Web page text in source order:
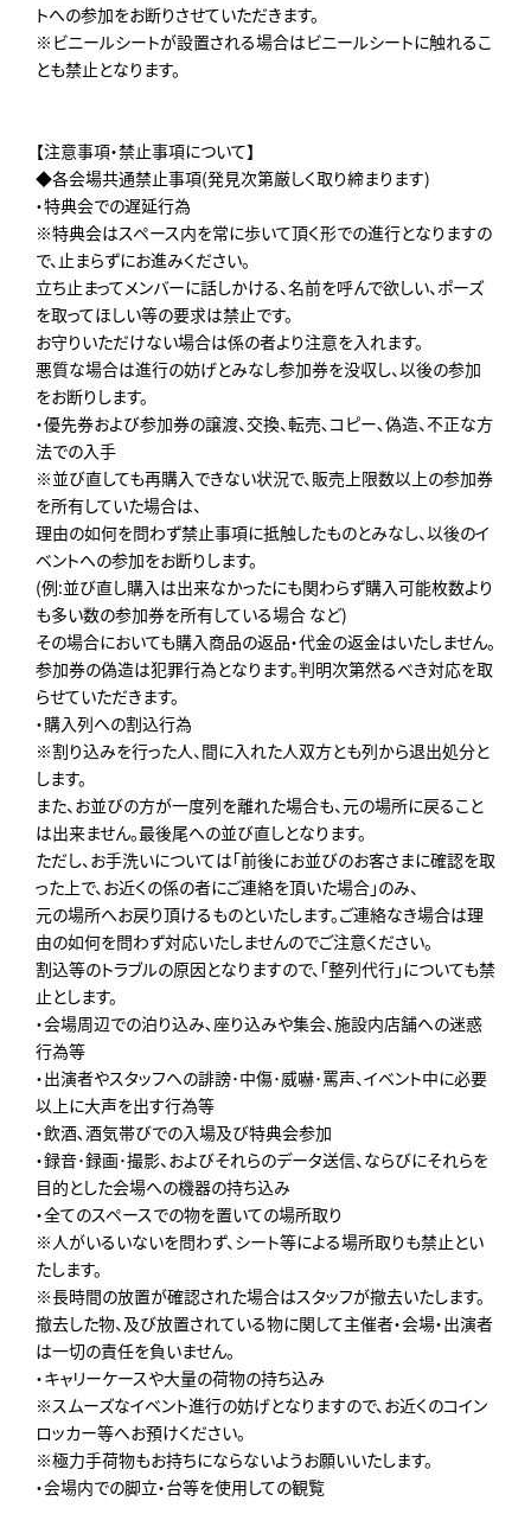
トへの参加をお断りさせていただきます。
※ビニールシートが設置される場合はビニールシートに触れるこ
とも禁止となります。
【注意事項・禁止事項について】
◆各会場共通禁止事項(発見次第厳しく取り締まります)
・特典会での遅延行為
※特典会はスペース内を常に歩いて頂く形での進行となりますの
で、止まらずにお進みください。
立ち止まってメンバーに話しかける、名前を呼んで欲しい、ポーズ
を取ってほしい等の要求は禁止です。
お守りいただけない場合は係の者より注意を入れます。
悪質な場合は進行の妨げとみなし参加券を没収し、以後の参加
をお断りします。
・優先券および参加券の譲渡、交換、転売､コピー､偽造、不正な方
法での入手
※並び直しても再購入できない状況で、販売上限数以上の参加券
を所有していた場合は、
理由の如何を問わず禁止事項に抵触したものとみなし、以後のイ
ベントへの参加をお断りします。
(例:並び直し購入は出来なかったにも関わらず購入可能枚数より
も多い数の参加券を所有している場合 など)
その場合においても購入商品の返品・代金の返金はいたしません。
参加券の偽造は犯罪行為となります。判明次第然るべき対応を取
らせていただきます。
・購入列への割込行為
※割り込みを行った人、間に入れた人双方とも列から退出処分と
します。
また、お並びの方が一度列を離れた場合も、元の場所に戻ること
は出来ません。最後尾への並び直しとなります。
ただし、お手洗いについては「前後にお並びのお客さまに確認を取
った上で、お近くの係の者にご連絡を頂いた場合」のみ、
元の場所へお戻り頂けるものといたします。ご連絡なき場合は理
由の如何を問わず対応いたしませんのでご注意ください。
割込等のトラブルの原因となりますので、「整列代行」についても禁
止とします。
・会場周辺での泊り込み､座り込みや集会、施設内店舗への迷惑
行為等
・出演者やスタッフへの誹謗･中傷･威嚇･罵声、イベント中に必要
以上に大声を出す行為等
・飲酒､酒気帯びでの入場及び特典会参加
・録音･録画･撮影、およびそれらのデータ送信、ならびにそれらを
目的とした会場への機器の持ち込み
・全てのスペースでの物を置いての場所取り
※人がいるいないを問わず、シート等による場所取りも禁止とい
たします。
※長時間の放置が確認された場合はスタッフが撤去いたします。
撤去した物、及び放置されている物に関して主催者・会場・出演者
は一切の責任を負いません。
・キャリーケースや大量の荷物の持ち込み
※スムーズなイベント進行の妨げとなりますので、お近くのコイン
ロッカー等へお預けください。
※極力手荷物もお持ちにならないようお願いいたします。
・会場内での脚立・台等を使用しての観覧